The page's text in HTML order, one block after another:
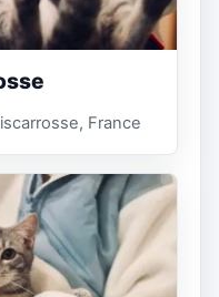
France